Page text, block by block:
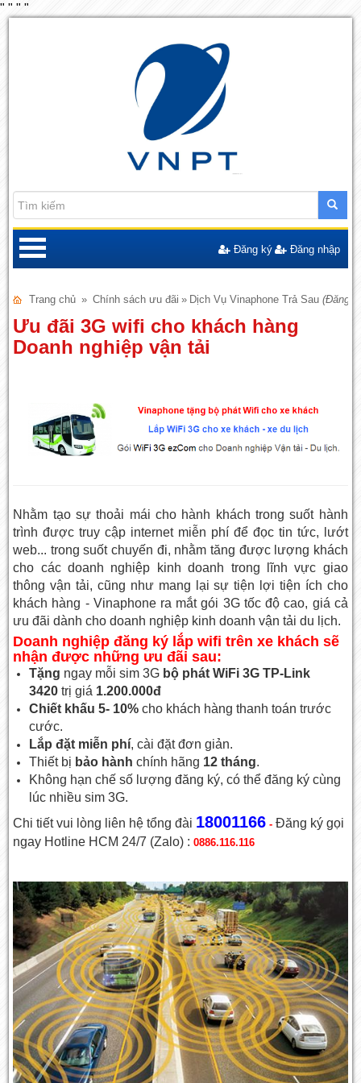
" " " "
Đăng ký Đăng nhập
Trang chủ » Chính sách ưu đãi » Dịch Vụ Vinaphone Trả Sau (Đăng
Ưu đãi 3G wifi cho khách hàng
Doanh nghiệp vận tải
Nhằm tạo sự thoải mái cho hành khách trong suốt hành
trình được truy cập internet miễn phí để đọc tin tức, lướt
web... trong suốt chuyến đi, nhằm tăng được lượng khách
cho các doanh nghiệp kinh doanh trong lĩnh vực giao
thông vận tải, cũng như mang lại sự tiện lợi tiện ích cho
khách hàng - Vinaphone ra mắt gói 3G tốc độ cao, giá cả
ưu đãi dành cho doanh nghiệp kinh doanh vận tải du lịch.
Doanh nghiệp đăng ký lắp wifi trên xe khách sẽ
nhận được những ưu đãi sau:
Tặng ngay mỗi sim 3G bộ phát WiFi 3G TP-Link
3420 trị giá 1.200.000đ
Chiết khấu 5- 10% cho khách hàng thanh toán trước
cước.
Lắp đặt miễn phí, cài đặt đơn giản.
Thiết bị bảo hành chính hãng 12 tháng.
Không hạn chế số lượng đăng ký, có thể đăng ký cùng
lúc nhiều sim 3G.
Chi tiết vui lòng liên hệ tổng đài 18001166 -Đăng ký gọi
ngay Hotline HCM 24/7 (Zalo) :0886.116.116